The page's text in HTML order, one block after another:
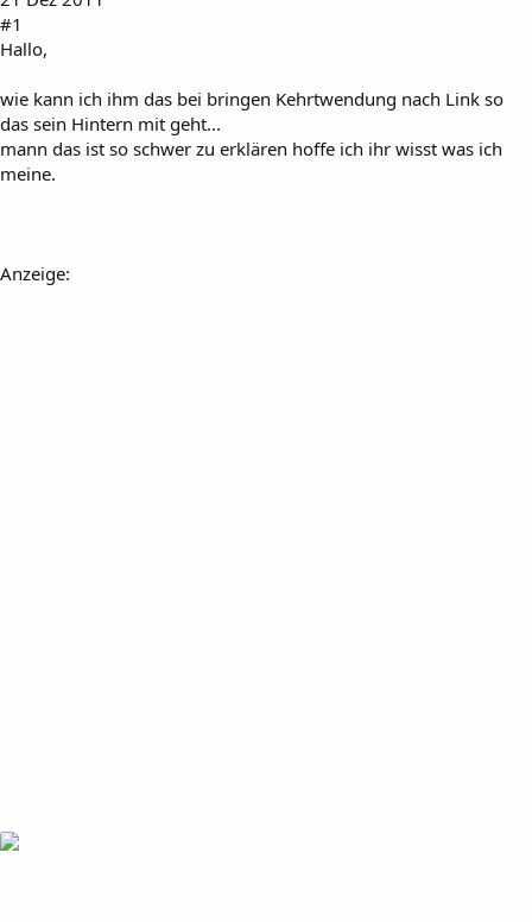
#1
Hallo,
wie kann ich ihm das bei bringen Kehrtwendung nach Link so
das sein Hintern mit geht...
mann das ist so schwer zu erklären hoffe ich ihr wisst was ich
meine.
Anzeige: